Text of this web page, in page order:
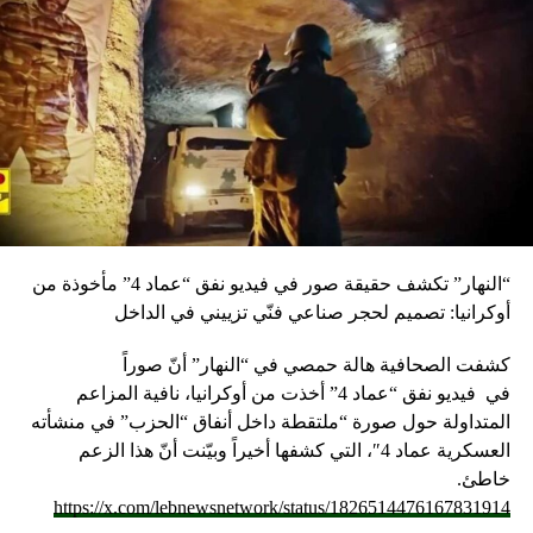
“النهار” تكشف حقيقة صور في فيديو نفق “عماد 4” مأخوذة من
أوكرانيا: تصميم لحجر صناعي فنّي تزييني في الداخل
كشفت الصحافية هالة حمصي في “النهار” أنّ صوراً
في فيديو
نفق “عماد 4” أخذت من أوكرانيا، نافية المزاعم
المتداولة حول صورة “ملتقطة داخل أنفاق “الحزب” في منشأته
العسكرية عماد 4″، التي كشفها أخيراً وبيّنت أنّ هذا الزعم
خاطئ.
https://x.com/lebnewsnetwork/status/1826514476167831914